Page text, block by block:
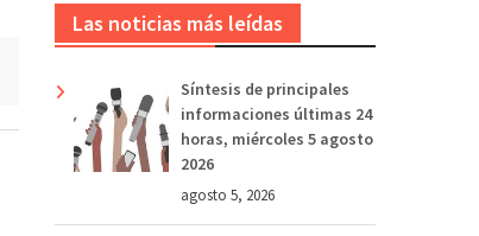
Las noticias más leídas
Síntesis de principales
informaciones últimas 24
horas, miércoles 5 agosto
2026
agosto 5, 2026